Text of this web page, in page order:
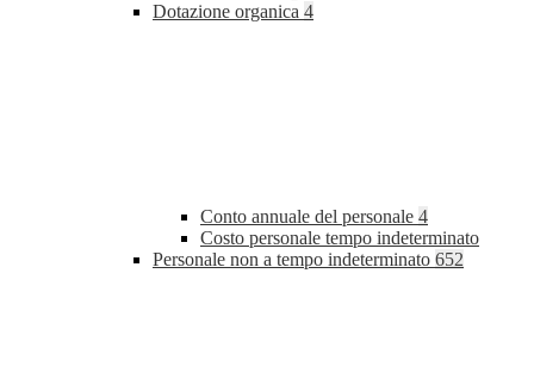
Dotazione organica 4
Conto annuale del personale 4
Costo personale tempo indeterminato
Personale non a tempo indeterminato 652